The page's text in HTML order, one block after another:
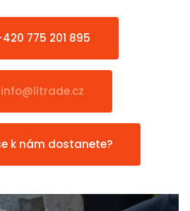
775 201 895
info@litrade.cz
k nám dostanete?